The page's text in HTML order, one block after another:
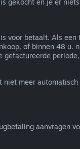
gekocht en je er
voor betaalt. Als
of binnen 48 u.
niet meer
aanvragen